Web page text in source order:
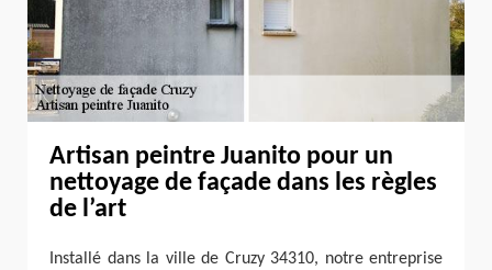
Artisan peintre Juanito pour un
nettoyage de façade dans les règles
de l’art
Installé dans la ville de Cruzy 34310, notre entreprise